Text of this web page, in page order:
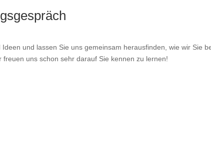
und lassen Sie uns gemeinsam herausfinden, wie wir Sie
uns schon sehr darauf Sie kennen zu lernen!